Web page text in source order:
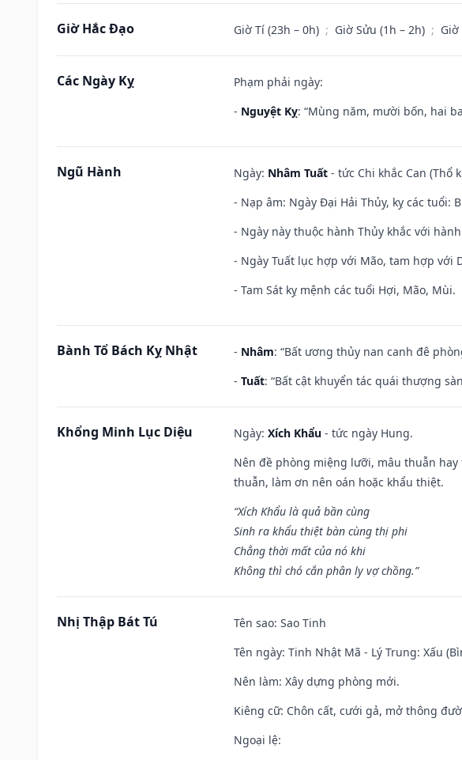
Giờ Hắc Đạo Giờ Tí (23h – 0h) ; Giờ Sửu (1h – 2h) ; Giờ
Các Ngày Kỵ
Phạm phải ngày:
- Nguyệt Kỵ: “Mùng năm, mười bốn, hai
Ngũ Hành Ngày: Nhâm Tuất - tức Chi khắc Can (Thổ
- Nạp âm: Ngày Đại Hải Thủy, kỵ các tuổi:
- Ngày này thuộc hành Thủy khắc với
- Ngày Tuất lục hợp với Mão, tam hợp với
- Tam Sát kỵ mệnh các tuổi Hợi, Mão, Mùi.
Bành Tổ Bách Kỵ Nhật - Nhâm: “Bất ương thủy nan canh đê
- Tuất: “Bất cật khuyển tác quái thượng
Khổng Minh Lục Diệu Ngày: Xích Khẩu - tức ngày Hung.
Nên đề phòng miệng lưỡi, mâu thuẫn
thuẫn, làm ơn nên oán hoặc khẩu thiệt.
“Xích Khẩu là quả bần cùng
Sinh ra khẩu thiệt bàn cùng thị phi
Chẳng thời mất của nó khi
Không thì chó cắn phân ly vợ chồng.”
Nhị Thập Bát Tú Tên sao: Sao Tinh
Tên ngày: Tinh Nhật Mã - Lý Trung: Xấu
Nên làm: Xây dựng phòng mới.
Kiêng cữ: Chôn cất, cưới gả, mở thông
Ngoại lệ: